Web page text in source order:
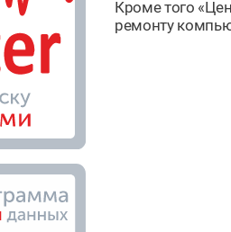
Кроме того
ремонту